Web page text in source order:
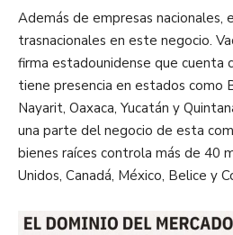
Además de empresas nacionales,
trasnacionales en este negocio.
firma estadounidense que cuenta
tiene presencia en estados como
Nayarit, Oaxaca, Yucatán y
una parte del negocio de esta
bienes raíces controla más de 40
Unidos, Canadá, México, Belice y